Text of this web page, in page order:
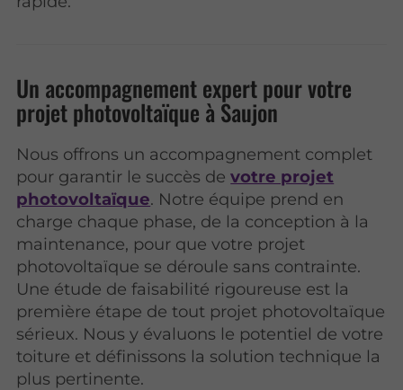
Un accompagnement expert pour votre
projet photovoltaïque à Saujon
Nous offrons un accompagnement complet
pour garantir le succès devotre projet
photovoltaïque. Notre équipe prend en
charge chaque phase, de la conception à la
maintenance, pour que votre projet
photovoltaïque se déroule sans contrainte.
Une étude de faisabilité rigoureuse est la
première étape de tout projet photovoltaïque
sérieux. Nous y évaluons le potentiel de votre
toiture et définissons la solution technique la
plus pertinente.